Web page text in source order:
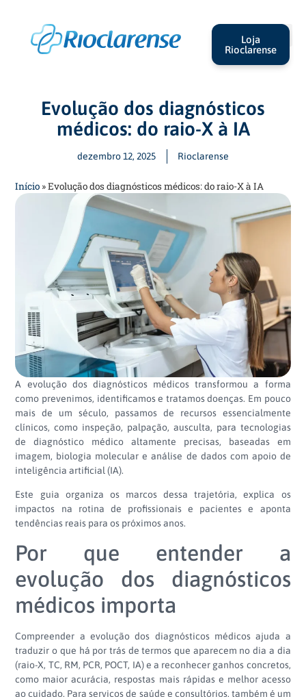
Loja
Rioclarense
Evolução dos diagnósticos
médicos: do raio-X à IA
dezembro 12, 2025 Rioclarense
Início »Evolução dos diagnósticos médicos: do raio-X à IA
A evolução dos diagnósticos médicos transformou a forma
como prevenimos, identificamos e tratamos doenças. Em pouco
mais de um século, passamos de recursos essencialmente
clínicos, como inspeção, palpação, ausculta, para tecnologias
de diagnóstico médico altamente precisas, baseadas em
imagem, biologia molecular e análise de dados com apoio de
inteligência artificial (IA).
Este guia organiza os marcos dessa trajetória, explica os
impactos na rotina de profissionais e pacientes e aponta
tendências reais para os próximos anos.
Por que entender a
evolução dos diagnósticos
médicos importa
Compreender a evolução dos diagnósticos médicos ajuda a
traduzir o que há por trás de termos que aparecem no dia a dia
(raio-X, TC, RM, PCR, POCT, IA) e a reconhecer ganhos concretos,
como maior acurácia, respostas mais rápidas e melhor acesso
ao cuidado. Para serviços de saúde e consultórios, também é um